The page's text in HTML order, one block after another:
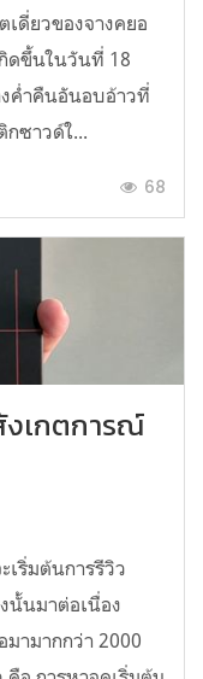
เดี่ยวของจางคยอ
ดขึ้นในวันที่ 18
ค่ำคืนอันอบอ้าวที่
ซาวด์ใ...
68
เกตการณ์
เริ่มต้นการรีวิว
นั้นมาต่อเนื่อง
ามากกว่า 2000